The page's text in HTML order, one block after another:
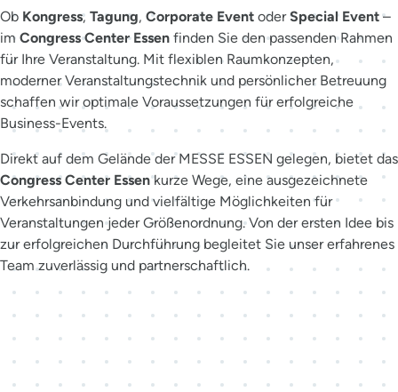
Ob Kongress, Tagung, Corporate Event oderSpecial Event–
im Congress Center Essen finden Sie den passenden Rahmen
für Ihre Veranstaltung. Mit flexiblen Raumkonzepten,
moderner Veranstaltungstechnik und persönlicher Betreuung
schaffen wir optimale Voraussetzungen für erfolgreiche
Business-Events.
Direkt auf dem Gelände der MESSE ESSEN gelegen, bietet das
Congress Center Essenkurze Wege, eine ausgezeichnete
Verkehrsanbindung und vielfältige Möglichkeiten für
Veranstaltungen jeder Größenordnung. Von der ersten Idee bis
zur erfolgreichen Durchführung begleitet Sie unser erfahrenes
Team zuverlässig und partnerschaftlich.
Der richtige Ansprechpartner
für Ihr Event